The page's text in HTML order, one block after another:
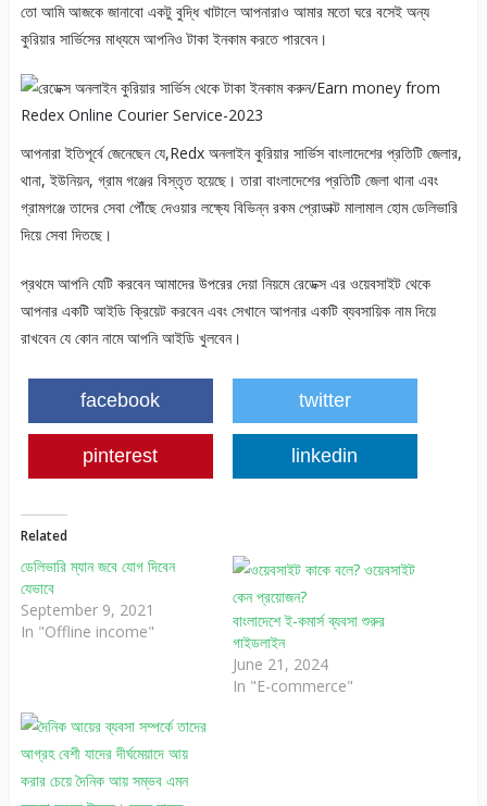
তো আমি আজকে জানাবো একটু বুদ্ধি খাটালে আপনারাও আমার মতো ঘরে বসেই অন্য
কুরিয়ার সার্ভিসের মাধ্যমে আপনিও টাকা ইনকাম করতে পারবেন।
আপনারা ইতিপূর্বে জেনেছেন যে,Redx অনলাইন কুরিয়ার সার্ভিস বাংলাদেশের প্রতিটি জেলার,
থানা, ইউনিয়ন, গ্রাম গঞ্জের বিস্তৃত হয়েছে। তারা বাংলাদেশের প্রতিটি জেলা থানা এবং
গ্রামগঞ্জে তাদের সেবা পৌঁছে দেওয়ার লক্ষ্যে বিভিন্ন রকম প্রোডাক্ট মালামাল হোম ডেলিভারি
দিয়ে সেবা দিতছে।
প্রথমে আপনি যেটি করবেন আমাদের উপরের দেয়া নিয়মে রেডেক্স এর ওয়েবসাইট থেকে
আপনার একটি আইডি ক্রিয়েট করবেন এবং সেখানে আপনার একটি ব্যবসায়িক নাম দিয়ে
রাখবেন যে কোন নামে আপনি আইডি খুলবেন।
facebook twitter
pinterest linkedin
Related
ডেলিভারি ম্যান জবে যোগ দিবেন
যেভাবে
September 9, 2021
In "Offline income"
বাংলাদেশে ই-কমার্স ব্যবসা শুরুর
গাইডলাইন
June 21, 2024
In "E-commerce"